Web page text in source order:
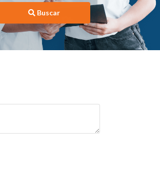
Buscar